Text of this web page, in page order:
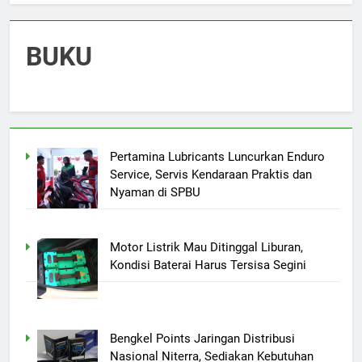
BUKU
Pertamina Lubricants Luncurkan Enduro
Service, Servis Kendaraan Praktis dan
Nyaman di SPBU
Motor Listrik Mau Ditinggal Liburan,
Kondisi Baterai Harus Tersisa Segini
Bengkel Points Jaringan Distribusi
Nasional Niterra, Sediakan Kebutuhan